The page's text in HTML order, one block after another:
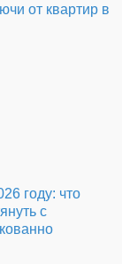
от квартир в
году: что
с